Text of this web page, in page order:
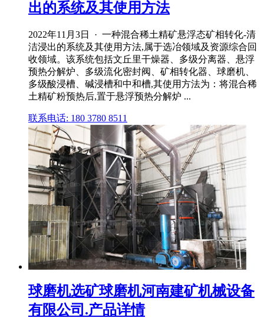
出的系统及其使用方法
2022年11月3日 · 一种混合稀土精矿悬浮态矿相转化‑清
洁浸出的系统及其使用方法,属于选冶领域及资源综合回
收领域。该系统包括文丘里干燥器、多级分离器、悬浮
预热分解炉、多级流化密封阀、矿相转化器、球磨机、
多级酸浸槽、碱浸槽和中和槽,其使用方法为：将混合稀
土精矿粉预热后,置于悬浮预热分解炉 ...
联系电话: 180 3780 8511
球磨机选矿球磨机河南建矿机械设备
有限公司.产品详情